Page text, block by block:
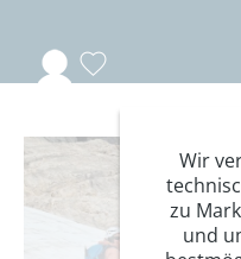
Wir
zu
und